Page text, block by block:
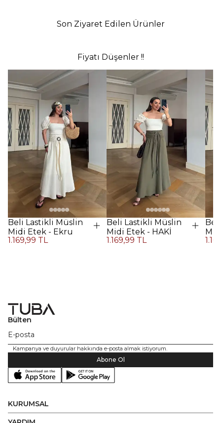
Son Ziyaret Edilen Ürünler
Fiyatı Düşenler !!
Beli Lastikli Müslin
Midi Etek - Ekru
1.169,99 TL
Beli Lastikli Müslin
Midi Etek - HAKİ
1.169,99 TL
Bülten
Kampanya ve duyurular hakkında e-posta almak istiyorum.
Abone Ol
KURUMSAL